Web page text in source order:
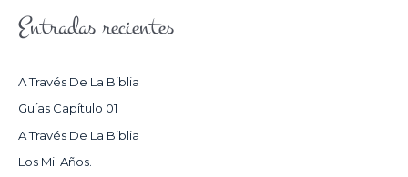
C
R
:
Entradas recientes
A Través De La Biblia
Guías Capítulo 01
A Través De La Biblia
Los Mil Años.